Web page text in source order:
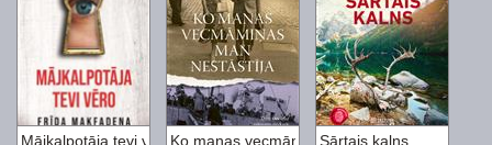
Mājkalpotāja tevi vēroKo manas vecmāmiņas man nestāstīja
Sārtais kalns